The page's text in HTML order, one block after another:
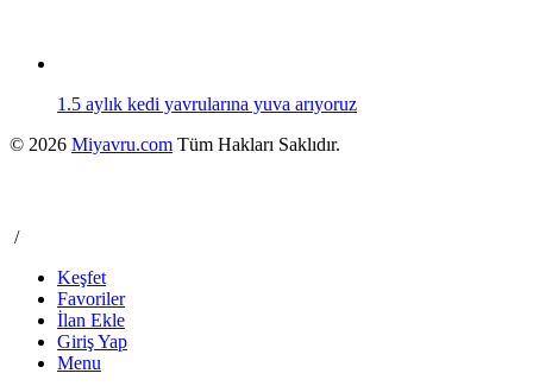
1.5 aylık kedi yavrularına yuva arıyoruz
© 2026 Miyavru.com Tüm Hakları Saklıdır.
/
Keşfet
Favoriler
İlan Ekle
Giriş Yap
Menu